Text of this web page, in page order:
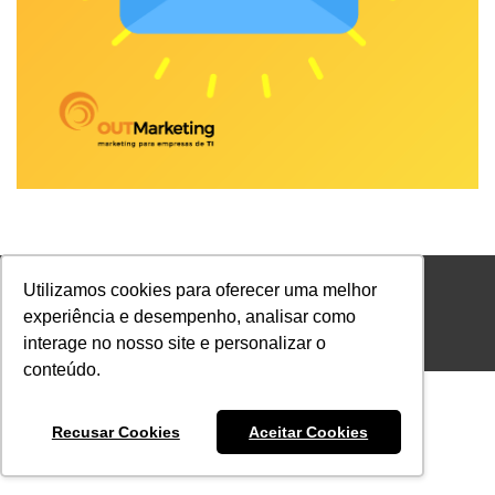
Utilizamos cookies para oferecer uma melhor
experiência e desempenho, analisar como
interage no nosso site e personalizar o
conteúdo.
Recusar Cookies Aceitar Cookies
Footer Menu PT